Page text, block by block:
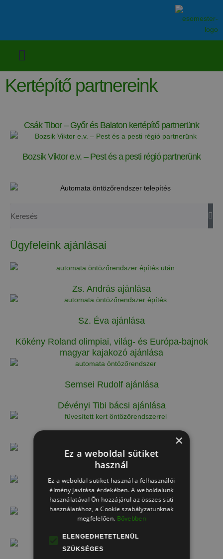
Kertépítő partnereink
Csák Tibor – Győr és Balaton kertépítő partnerünk
Bozsik Viktor e.v. – Pest és a pesti régió partnerünk
Ügyfeleink ajánlásai
Zs. András ajánlása
Sz. Éva ajánlása
Kökény Roland olimpiai, világ- és Európa-bajnok
magyar kajakozó ajánlása
Semsei Rudolf ajánlása
Dévényi Tibi bácsi ajánlása
N. Szabolcs ajánlása
Széphegyi Szabolcs ajánlása
Drinóczi Csaba ajánlása
×
Ez a weboldal sütiket
használ
Ez a weboldal sütiket használ a felhasználói
élmény javítása érdekében. A weboldalunk
használatával Ön hozzájárul az összes süti
használatához, a Cookie szabályzatunknak
megfelelően. Bővebben
ELENGEDHETETLENÜL
SZÜKSÉGES